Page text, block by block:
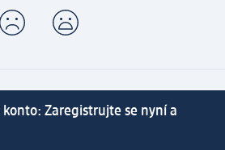
konto: Zaregistrujte se nyní a